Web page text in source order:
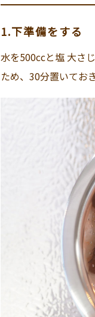
1.下準備をする
水を500ccと塩 大さ
ため、30分置いてお